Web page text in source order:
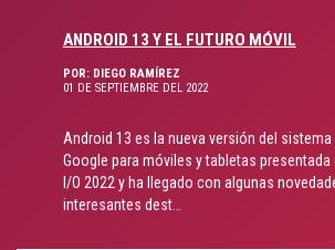
ANDROID 13 Y EL FUTURO MÓVIL
POR: DIEGO RAMÍREZ
01 DE SEPTIEMBRE DEL 2022
Android 13 es la nueva versión del
Google para móviles y tabletas presentada
I/O 2022 y ha llegado con algunas
interesantes dest…